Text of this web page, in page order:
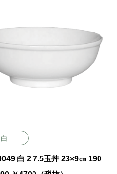
白
白 2 7.5玉丼 23×9㎝ 190